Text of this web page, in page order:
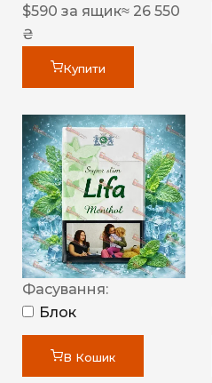
$590 за ящик≈ 26 550
₴
Купити
Фасування:
Блок
В Кошик